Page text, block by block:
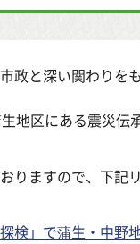
政と深い関わりを
地区にある震災伝
ますので、下記
検」で蒲生・中野